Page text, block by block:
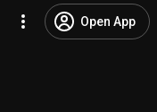
Open App